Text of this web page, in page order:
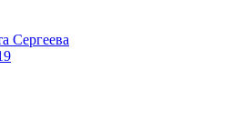
Сергеева